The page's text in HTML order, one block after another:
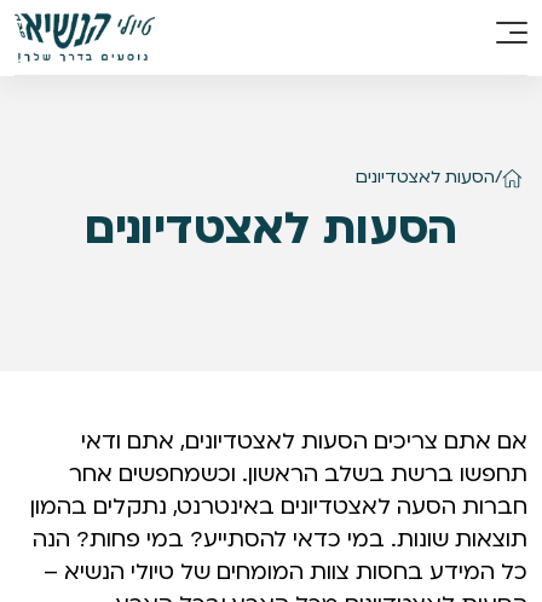
/הסעות לאצטדיונים
הסעות לאצטדיונים
אם אתם צריכים הסעות לאצטדיונים, אתם ודאי
תחפשו ברשת בשלב הראשון. וכשמחפשים אחר
חברות הסעה לאצטדיונים באינטרנט, נתקלים בהמון
תוצאות שונות. במי כדאי להסתייע? במי פחות? הנה
כל המידע בחסות צוות המומחים של טיולי הנשיא –